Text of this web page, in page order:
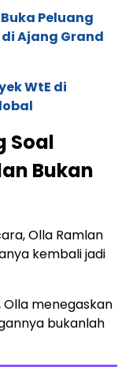
Peluang
Ajang Grand
WtE di
Soal
Bukan
Olla Ramlan
kembali jadi
menegaskan
bukanlah